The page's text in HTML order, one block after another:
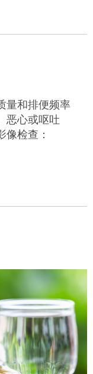
量和排便频率
恶心或呕吐
检查：